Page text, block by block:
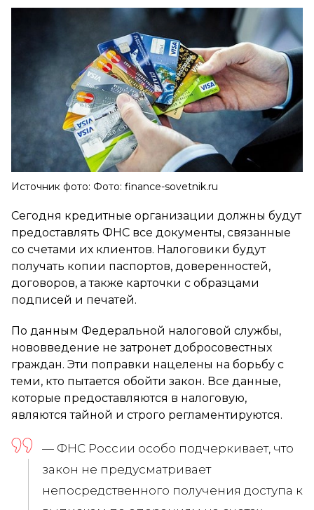
Источник фото: Фото: finance-sovetnik.ru
Сегодня кредитные организации должны будут
предоставлять ФНС все документы, связанные
со счетами их клиентов. Налоговики будут
получать копии паспортов, доверенностей,
договоров, а также карточки с образцами
подписей и печатей.
По данным Федеральной налоговой службы,
нововведение не затронет добросовестных
граждан. Эти поправки нацелены на борьбу с
теми, кто пытается обойти закон. Все данные,
которые предоставляются в налоговую,
являются тайной и строго регламентируются.
— ФНС России особо подчеркивает, что
закон не предусматривает
непосредственного получения доступа к